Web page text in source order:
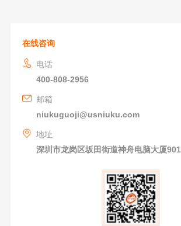
在线咨询
电话
400-808-2956
邮箱
niukuguoji@usniuku.com
地址
深圳市龙岗区坂田街道神舟电脑大厦901